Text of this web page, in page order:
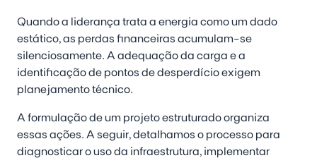
Quando a liderança trata a energia como um dado
estático, as perdas financeiras acumulam-se
silenciosamente. A adequação da carga e a
identificação de pontos de desperdício exigem
planejamento técnico.
A formulação de um projeto estruturado organiza
essas ações. A seguir, detalhamos o processo para
diagnosticar o uso da infraestrutura, implementar